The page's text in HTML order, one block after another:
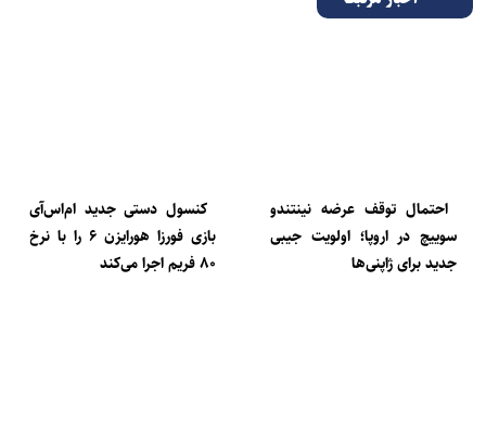
احتمال توقف عرضه نینتندو
سوییچ در اروپا؛ اولویت جیبی
جدید برای ژاپنی‌ها
کنسول دستی جدید ام‌اس‌آی
بازی فورزا هورایزن ۶ را با نرخ
۸۰ فریم اجرا می‌کند